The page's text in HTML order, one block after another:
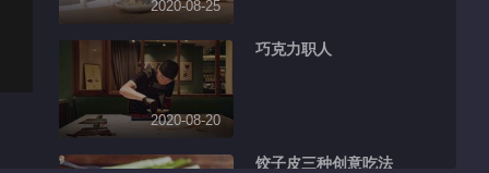
2020-08-25
2020-08-20
巧克力职人
饺子皮三种创意吃法